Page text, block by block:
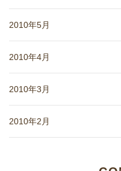
2010年5月
2010年4月
2010年3月
2010年2月